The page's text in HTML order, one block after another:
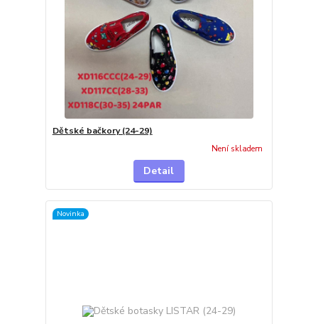
Dětské bačkory (24-29)
Není skladem
Detail
Novinka